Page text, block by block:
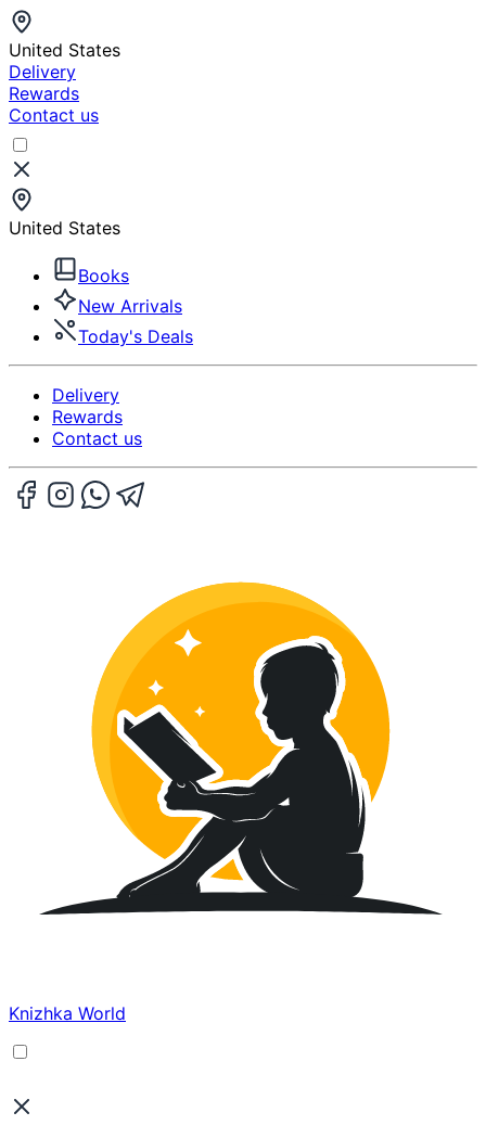
United States
Delivery
Rewards
Contact us
United States
Books
New Arrivals
Today's Deals
Delivery
Rewards
Contact us
Knizhka World